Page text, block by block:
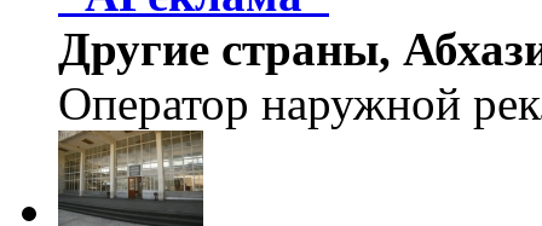
Другие страны,
Оператор наружной